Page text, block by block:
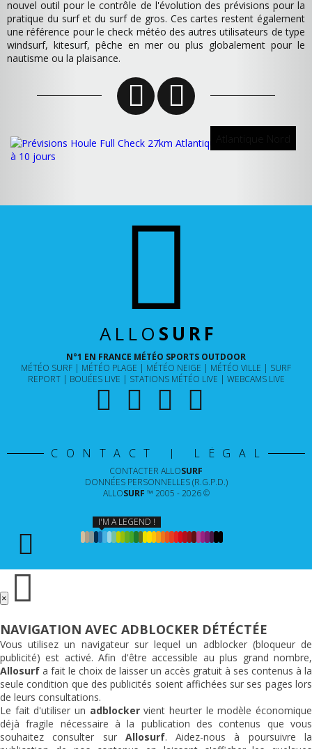
nouvel outil pour le contrôle de l'évolution des prévisions pour la
pratique du surf et du surf de gros. Ces cartes restent également
une référence pour le check météo des autres utilisateurs de type
windsurf, kitesurf, pêche en mer ou plus globalement pour le
nautisme ou la plaisance.
ALLO SURF
N°1 EN FRANCE MÉTÉO SPORTS OUTDOOR
MÉTÉO SURF
MÉTÉO PLAGE MÉTÉO NEIGE MÉTÉO VILLE
SURF
REPORT
BOUÉES LIVE STATIONS MÉTÉO LIVE WEBCAMS LIVE
CONTACT | LÉGAL
CONTACTER ALLOSURF
DONNÉES PERSONNELLES (R.G.P.D.)
ALLOSURF ™ 2005 - 2026 ©
I'M A LEGEND !
×
NAVIGATION AVEC ADBLOCKER DÉTÉCTÉE
Vous utilisez un navigateur sur lequel un adblocker (bloqueur de
publicité) est activé. Afin d'être accessible au plus grand nombre,
Allosurf a fait le choix de laisser un accès gratuit à ses contenus à la
seule condition que des publicités soient affichées sur ses pages lors
de leurs consultations.
Le fait d'utiliser un adblockervient heurter le modèle économique
déjà fragile nécessaire à la publication des contenus que vous
souhaitez consulter sur Allosurf. Aidez-nous à poursuivre la